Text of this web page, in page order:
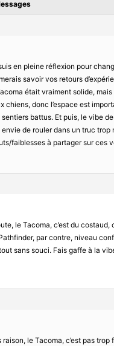
en pleine réflexion pour
savoir vos retours
était vraiment solide,
chiens, donc l’espace est
sentiers battus. Et puis, le vibe
envie de rouler dans un truc
faiblesses à partager sur ces
le Tacoma, c’est du
par contre, niveau
sans souci. Fais gaffe à la
raison, le Tacoma, c’est pas